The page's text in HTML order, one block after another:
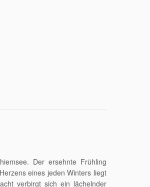
Der ersehnte Frühling
eines jeden Winters liegt
verbirgt sich ein lächelnder